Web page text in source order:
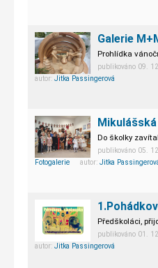
Galerie
Prohlídka
publikováno 09.
autor: Jitka Passingerová
Do školky
publikováno 05.
Fotogalerie autor: Jitka
Předškoláci,
publikováno 01.
autor: Jitka Passingerová